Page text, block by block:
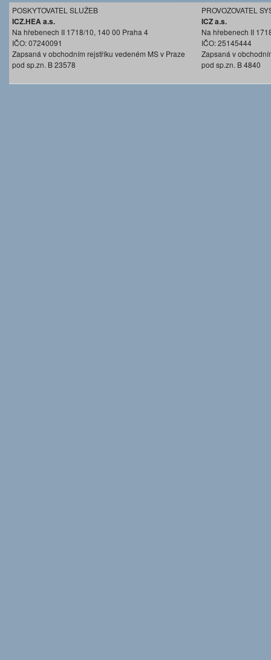
POSKYTOVATEL SLUŽEB
ICZ.HEA a.s.
Na hřebenech II 1718/10, 140 00 Praha 4
IČO: 07240091
Zapsaná v obchodním rejstříku vedeném MS v Praze
pod sp.zn. B 23578
PROVOZOVATEL
ICZ a.s.
Na hřebenech II
IČO: 25145444
Zapsaná v
pod sp.zn. B 4840